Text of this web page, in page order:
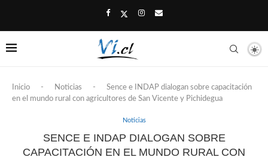
Inicio - Noticias -
Sence e INDAP dialogan sobre capacitación
en el mundo rural con agricultores de San Vicente y Pichidegua
Noticias
SENCE E INDAP DIALOGAN SOBRE
CAPACITACIÓN EN EL MUNDO RURAL CON